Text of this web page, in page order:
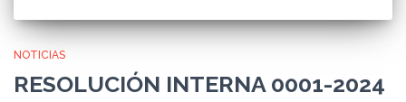
NOTICIAS
RESOLUCIÓN INTERNA 0001-2024